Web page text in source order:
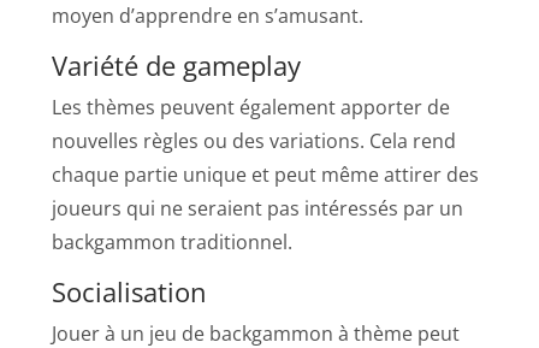
moyen d’apprendre en s’amusant.
Variété de gameplay
Les thèmes peuvent également apporter de
nouvelles règles ou des variations. Cela rend
chaque partie unique et peut même attirer des
joueurs qui ne seraient pas intéressés par un
backgammon traditionnel.
Socialisation
Jouer à un jeu de backgammon à thème peut